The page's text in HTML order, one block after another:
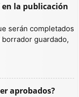
en la publicación
serán completados
guardado,
aprobados?